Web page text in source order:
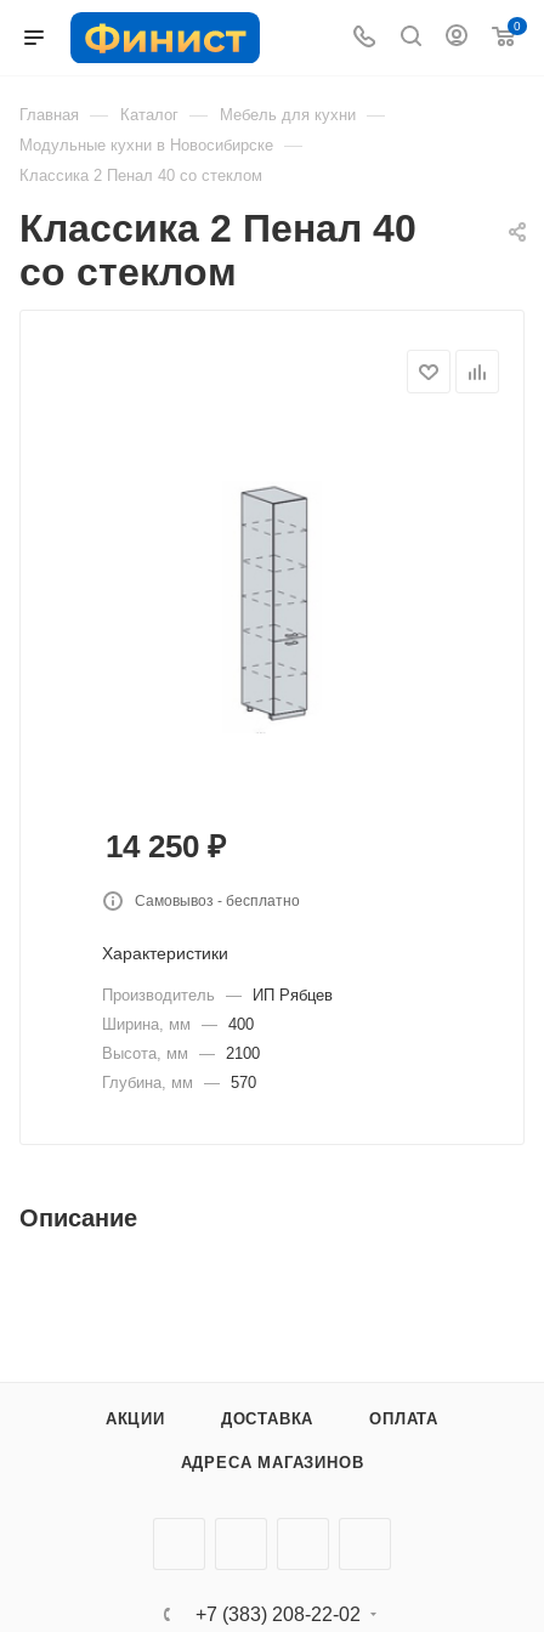
0
Главная — Каталог — Мебель для кухни —
Модульные кухни в Новосибирске —
Классика 2 Пенал 40 со стеклом
Классика 2 Пенал 40
со стеклом
14 250 ₽
Самовывоз - бесплатно
Характеристики
Производитель —
ИП Рябцев
Ширина, мм
— 400
Высота, мм
— 2100
Глубина, мм
— 570
Описание
АКЦИИ ДОСТАВКА ОПЛАТА
АДРЕСА МАГАЗИНОВ
+7 (383) 208-22-02